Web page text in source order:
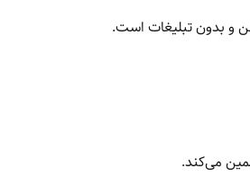
و بدون تبلیغات است.
می‌کند.